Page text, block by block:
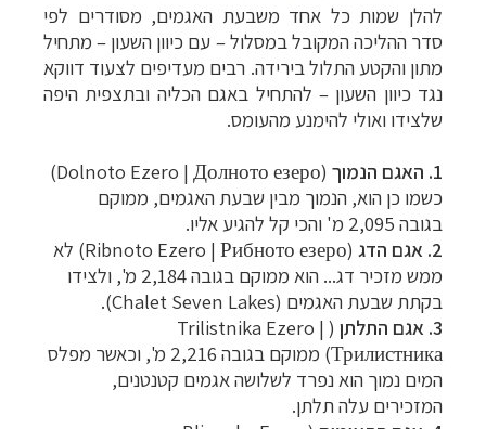
להלן שמות כל אחד משבעת האגמים, מסודרים לפי
סדר ההליכה המקובל במסלול– עם כיוון השעון – מתחיל
מתון והקטע התלול בירידה. רבים מעדיפים לצעוד דווקא
נגד כיוון השעון– להתחיל באגם הכליה ובתצפית היפה
שלצידו ואולי להימנע מהעומס.
1. האגם הנמוך (
Dolnoto Ezero | Долното езеро
)
כשמו כן הוא, הנמוך מבין שבעת האגמים, ממוקם
בגובה
2. אגם הדג
(
Ribnoto Ezero | Рибното езеро
) לא
ממש מזכיר דג... הוא ממוקם בגובה
2,184 מ', ולצידו
בקתת שבעת האגמים (Chalet Seven Lakes‏
).
3. אגם התלתן
( Trilistnika Ezero |
Трилистника) ממוקם בגובה 2,216 מ', וכאשר מפלס
המים נמוך הוא נפרד לשלושה אגמים קטנטנים,
המזכירים עלה תלתן.